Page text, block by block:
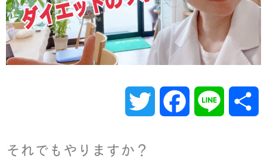
それでもやりますか？